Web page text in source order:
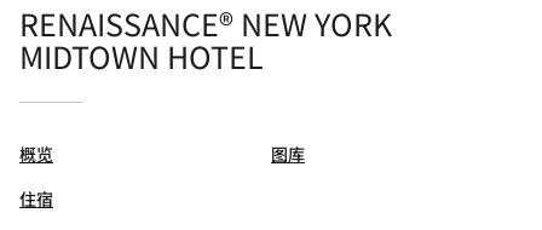
RENAISSANCE® NEW YORK
MIDTOWN HOTEL
概览
住宿
图库